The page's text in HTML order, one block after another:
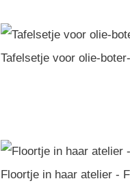
Tafelsetje voor olie-
Floortje in haar atelier -